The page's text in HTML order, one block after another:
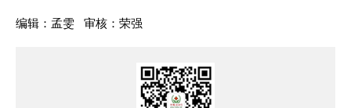
编辑：孟雯 审核：荣强